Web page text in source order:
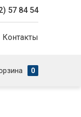
57 84 54
Контакты
0